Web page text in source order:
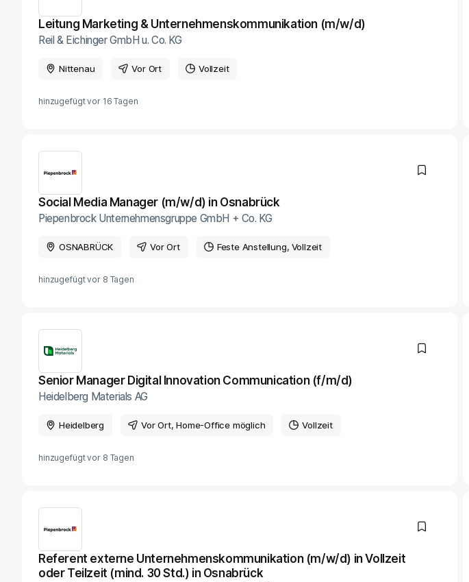
Leitung Marketing & Unternehmenskommunikation (m/w/d)
Reil & Eichinger GmbH u. Co. KG
Nittenau Vor Ort Vollzeit
hinzugefügt vor 16 Tagen
Social Media Manager (m/w/d) in Osnabrück
Piepenbrock Unternehmensgruppe GmbH + Co. KG
OSNABRÜCK Vor Ort Feste Anstellung Vollzeit
hinzugefügt vor 8 Tagen
Senior Manager Digital Innovation Communication (f/m/d)
Heidelberg Materials AG
Heidelberg Vor Ort, Home-Office möglich Vollzeit
hinzugefügt vor 8 Tagen
Referent externe Unternehmenskom­munikation (m/w/d) in Vollzeit
oder Teilzeit (mind. 30 Std.) in Osnabrück